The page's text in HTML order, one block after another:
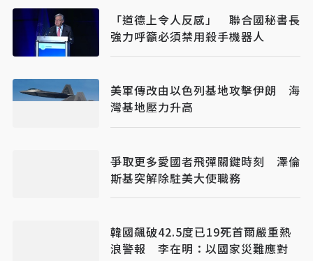
「道德上令人反感」 聯合國秘書長
強力呼籲必須禁用殺手機器人
美軍傳改由以色列基地攻擊伊朗 海
灣基地壓力升高
爭取更多愛國者飛彈關鍵時刻 澤倫
斯基突解除駐美大使職務
韓國飆破42.5度已19死首爾嚴重熱
浪警報 李在明：以國家災難應對